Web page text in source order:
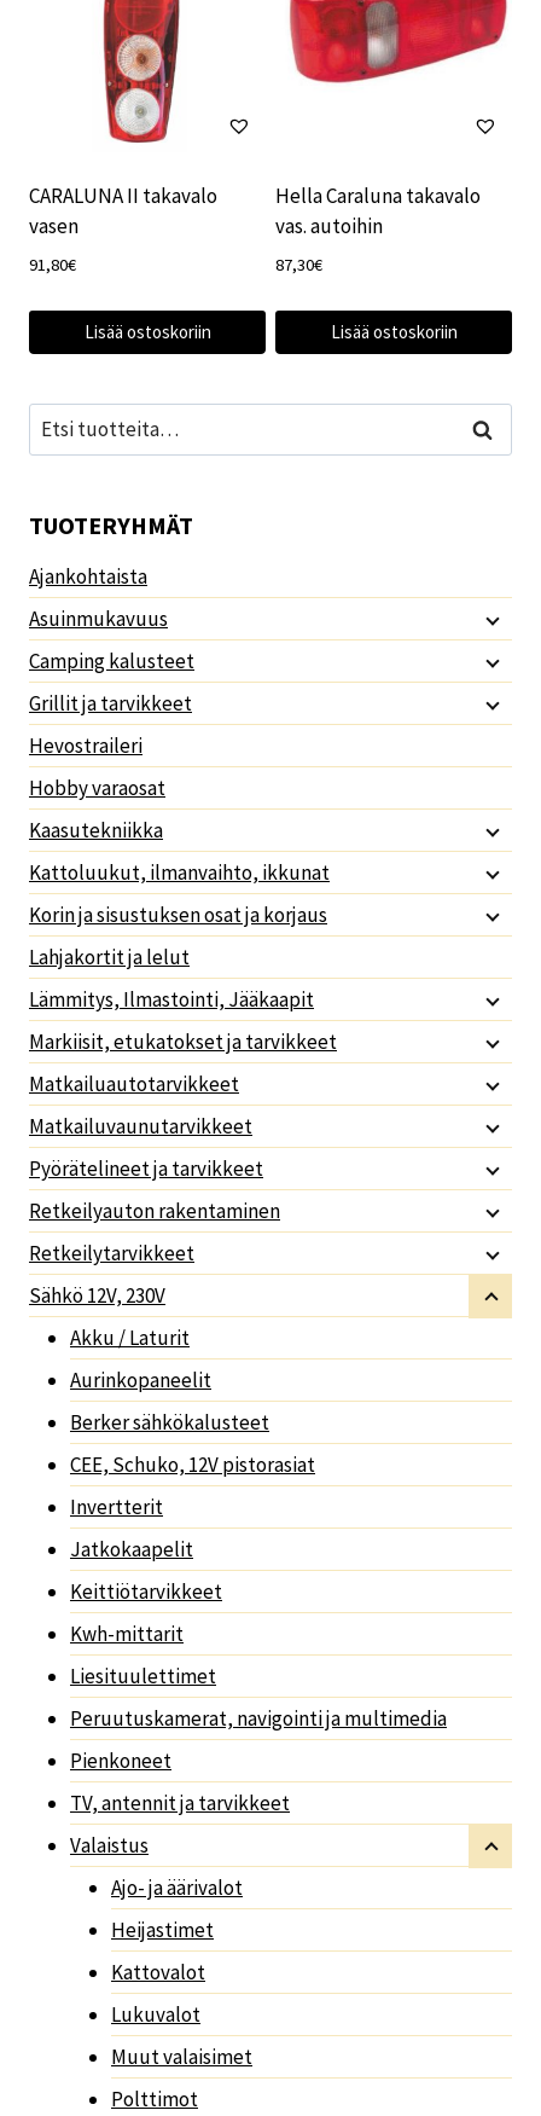
CARALUNA II takavalo
vasen
91,80€
Lisää ostoskoriin
Hella Caraluna takavalo
vas. autoihin
87,30€
Lisää ostoskoriin
Etsi: Haku
TUOTERYHMÄT
Ajankohtaista
Asuinmukavuus
Camping kalusteet
Grillit ja tarvikkeet
Hevostraileri
Hobby varaosat
Kaasutekniikka
Kattoluukut, ilmanvaihto, ikkunat
Korin ja sisustuksen osat ja korjaus
Lahjakortit ja lelut
Lämmitys, Ilmastointi, Jääkaapit
Markiisit, etukatokset ja tarvikkeet
Matkailuautotarvikkeet
Matkailuvaunutarvikkeet
Pyörätelineet ja tarvikkeet
Retkeilyauton rakentaminen
Retkeilytarvikkeet
Sähkö 12V, 230V
Akku / Laturit
Aurinkopaneelit
Berker sähkökalusteet
CEE, Schuko, 12V pistorasiat
Invertterit
Jatkokaapelit
Keittiötarvikkeet
Kwh-mittarit
Liesituulettimet
Peruutuskamerat, navigointi ja multimedia
Pienkoneet
TV, antennit ja tarvikkeet
Valaistus
Ajo- ja äärivalot
Heijastimet
Kattovalot
Lukuvalot
Muut valaisimet
Polttimot